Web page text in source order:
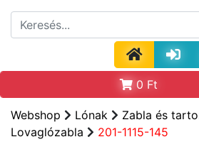
0 Ft
Webshop Lónak
Zabla és
Lovaglózabla
201-1115-145